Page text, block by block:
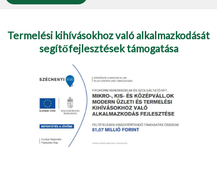
Termelési kihívásokhoz való alkalmazkodását
segítőfejlesztések támogatása